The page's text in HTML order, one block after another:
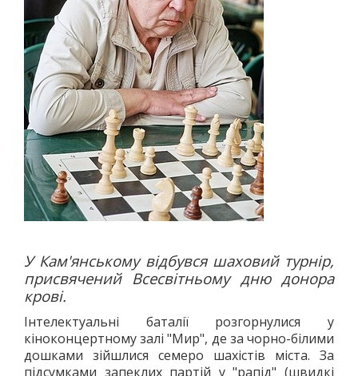
У Кам'янському відбувся шаховий турнір,
присвячений Всесвітньому дню донора
крові.
Інтелектуальні баталії розгорнулися у
кіноконцертному залі "Мир", де за чорно-білими
дошками зійшлися семеро шахістів міста. За
підсумками запеклих партій у "рапід" (швидкі